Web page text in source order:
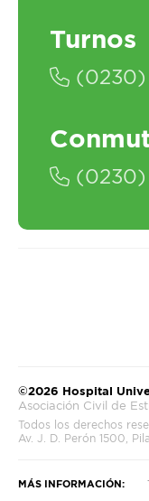
Turnos
(0230)
©2026 Hospital
Asociación Civil de
Todos los derechos
Av. J. D. Perón 1500,
MÁS INFORMACIÓN: